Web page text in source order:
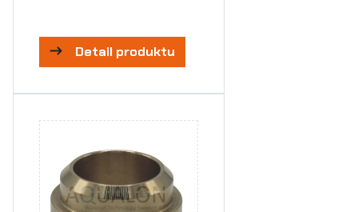
Detail produktu